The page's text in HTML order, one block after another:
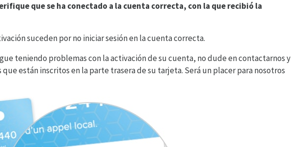
que se ha conectado a la cuenta correcta, con la que recibió la
suceden por no iniciar sesión en la cuenta correcta.
teniendo problemas con la activación de su cuenta, no dude en contactarnos y
están inscritos en la parte trasera de su tarjeta. Será un placer para nosotros